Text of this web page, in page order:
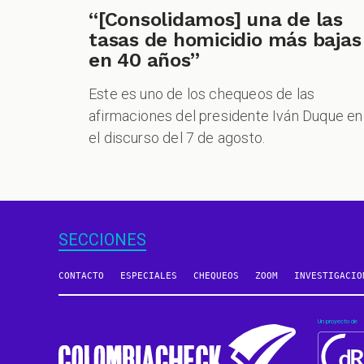
“[Consolidamos] una de las
tasas de homicidio más bajas
en 40 años”
Este es uno de los chequeos de las
afirmaciones del presidente Iván Duque en
el discurso del 7 de agosto.
SECCIONES
CONTACTO ESPECIALES CHEQUEOS ZOOM
Un proyecto de